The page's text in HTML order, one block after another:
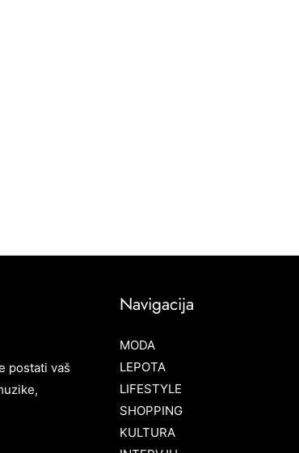
postati vaš
Navigacija
MODA
LEPOTA
LIFESTYLE
SHOPPING
KULTURA